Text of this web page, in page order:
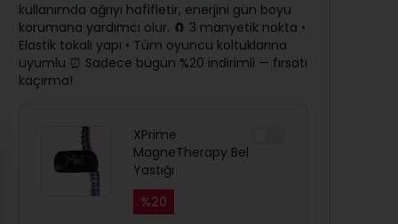
kullanımda ağrıyı hafifletir, enerjini gün boyu
korumana yardımcı olur. 🧲 3 manyetik nokta •
Elastik tokalı yapı • Tüm oyuncu koltuklarına
uyumlu ⏰ Sadece bugün %20 indirimli — fırsatı
kaçırma!
XPrime
MagneTherapy Bel
Yastığı
%20